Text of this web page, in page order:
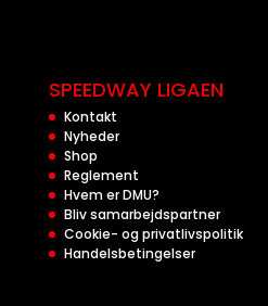
SPEEDWAY LIGAEN
Kontakt
Nyheder
Shop
Reglement
Hvem er DMU?
Bliv samarbejdspartner
Cookie- og privatlivspolitik
Handelsbetingelser